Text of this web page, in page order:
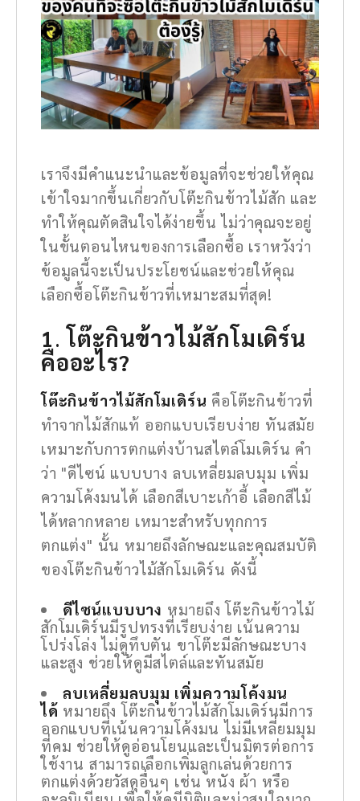
เราจึงมีคำแนะนำและข้อมูลที่จะช่วยให้คุณ
เข้าใจมากขึ้นเกี่ยวกับโต๊ะกินข้าวไม้สัก และ
ทำให้คุณตัดสินใจได้ง่ายขึ้น ไม่ว่าคุณจะอยู่
ในขั้นตอนไหนของการเลือกซื้อ เราหวังว่า
ข้อมูลนี้จะเป็นประโยชน์และช่วยให้คุณ
เลือกซื้อโต๊ะกินข้าวที่เหมาะสมที่สุด!
1.โต๊ะกินข้าวไม้สักโมเดิร์น
คืออะไร?
โต๊ะกินข้าวไม้สักโมเดิร์น คือโต๊ะกินข้าวที่
ทำจากไม้สักแท้ ออกแบบเรียบง่าย ทันสมัย
เหมาะกับการตกแต่งบ้านสไตล์โมเดิร์น คำ
ว่า "ดีไซน์ แบบบาง ลบเหลี่ยมลบมุม เพิ่ม
ความโค้งมนได้ เลือกสีเบาะเก้าอี้ เลือกสีไม้
ได้หลากหลาย เหมาะสำหรับทุกการ
ตกแต่ง" นั้น หมายถึงลักษณะและคุณสมบัติ
ของโต๊ะกินข้าวไม้สักโมเดิร์น ดังนี้
ดีไซน์แบบบาง หมายถึง โต๊ะกินข้าวไม้
สักโมเดิร์นมีรูปทรงที่เรียบง่าย เน้นความ
โปร่งโล่ง ไม่ดูทึบตัน ขาโต๊ะมีลักษณะบาง
และสูง ช่วยให้ดูมีสไตล์และทันสมัย
ลบเหลี่ยมลบมุม เพิ่มความโค้งมน
ได้ หมายถึง โต๊ะกินข้าวไม้สักโมเดิร์นมีการ
ออกแบบที่เน้นความโค้งมน ไม่มีเหลี่ยมมุม
ที่คม ช่วยให้ดูอ่อนโยนและเป็นมิตรต่อการ
ใช้งาน สามารถเลือกเพิ่มลูกเล่นด้วยการ
ตกแต่งด้วยวัสดุอื่นๆ เช่น หนัง ผ้า หรือ